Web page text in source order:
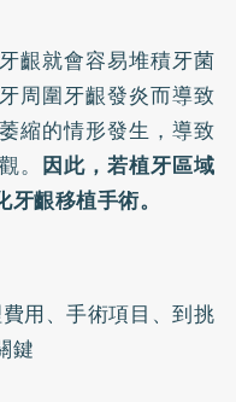
齦就會容易堆積牙菌
周圍牙齦發炎而導致
縮的情形發生，導致
。 因此，若植牙區域
齦移植手術。
用、手術項目、到挑
鍵